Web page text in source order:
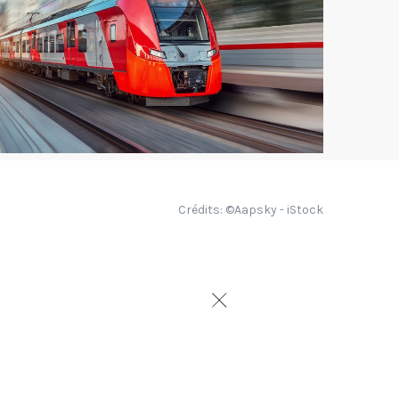
Crédits: ©Aapsky - iStock